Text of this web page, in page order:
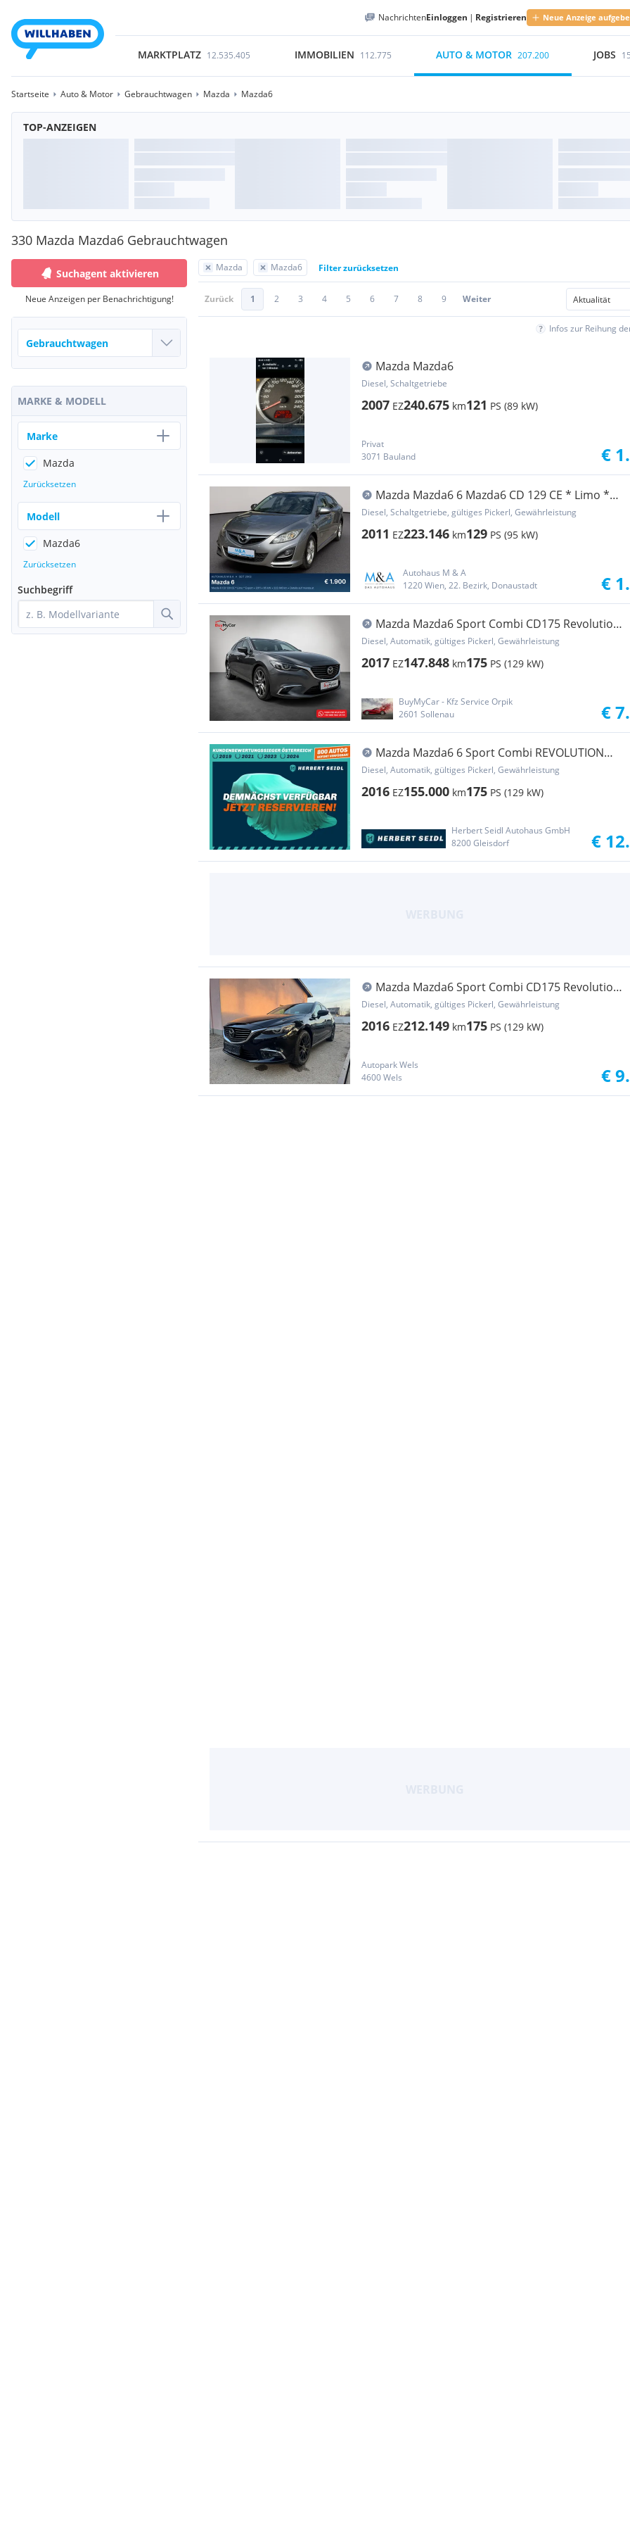
NachrichtenEinloggen | Registrieren Neue Anzeige
MARKTPLATZ 12.535.405 IMMOBILIEN 112.775 AUTO & MOTOR 207.200 JOBS
Startseite Auto & Motor Gebrauchtwagen Mazda Mazda6
TOP-ANZEIGEN
330 Mazda Mazda6 Gebrauchtwagen
Mazda Mazda6 Filter zurücksetzen
Zurück 1 2 3 4 5 6 7 8 9 Weiter
Infos zur Reihung
Mazda Mazda6
Diesel, Schaltgetriebe
2007 EZ240.675 km121 PS (89 kW)
Privat
3071 Bauland
€
Mazda Mazda6 6 Mazda6 CD 129 CE * Limo *
Export
Diesel, Schaltgetriebe, gültiges Pickerl, Gewährleistung
2011 EZ223.146 km129 PS (95 kW)
Autohaus M & A
1220 Wien, 22. Bezirk, Donaustadt
€
Mazda Mazda6 Sport Combi CD175 Revolution
Top Aut.
Diesel, Automatik, gültiges Pickerl, Gewährleistung
2017 EZ147.848 km175 PS (129 kW)
BuyMyCar - Kfz Service Orpik
2601 Sollenau
€
Mazda Mazda6 6 Sport Combi REVOLUTION
TOP 4x4 Aut. *VOLL LED...
Diesel, Automatik, gültiges Pickerl, Gewährleistung
2016 EZ155.000 km175 PS (129 kW)
Herbert Seidl Autohaus GmbH
8200 Gleisdorf
€
Mazda Mazda6 Sport Combi CD175 Revolution
Top AWD Aut.
Diesel, Automatik, gültiges Pickerl, Gewährleistung
2016 EZ212.149 km175 PS (129 kW)
Autopark Wels
4600 Wels
€
Suchagent aktivieren
Neue Anzeigen per Benachrichtigung!
MARKE & MODELL
Marke
Mazda
Zurücksetzen
Modell
Mazda6
Zurücksetzen
Suchbegriff